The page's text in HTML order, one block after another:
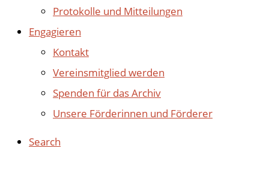
Protokolle und Mitteilungen
Engagieren
Kontakt
Vereinsmitglied werden
Spenden für das Archiv
Unsere Förderinnen und Förderer
Search